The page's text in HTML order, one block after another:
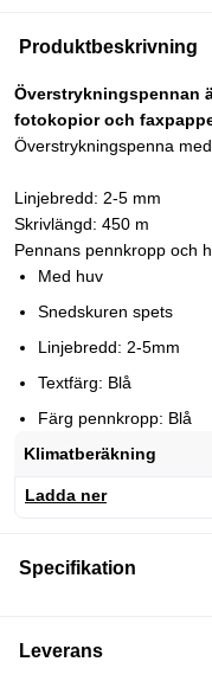
Produktbeskrivning
Överstrykningspennan
fotokopior och
Överstrykningspenna
Linjebredd: 2-5 mm
Skrivlängd: 450 m
Pennans pennkropp och
Med huv
Snedskuren spets
Linjebredd: 2-5mm
Textfärg: Blå
Färg pennkropp: Blå
Klimatberäkning
Ladda ner
Specifikation
Leverans